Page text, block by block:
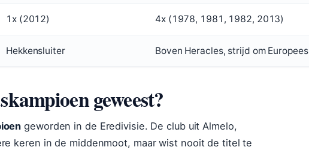
1x (2012) 4x (1978, 1981, 1982, 2013)
Hekkensluiter Boven Heracles, strijd om Europees
geweest?
geworden in de Eredivisie. De club uit Almelo,
keren in de middenmoot, maar wist nooit de titel te